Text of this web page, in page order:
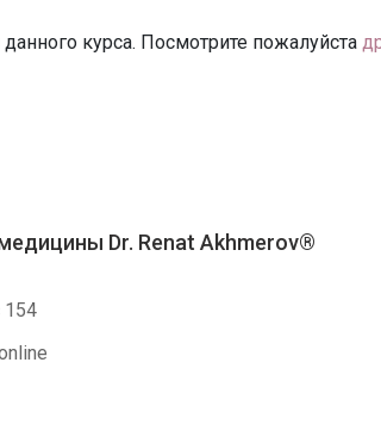
курса. Посмотрите пожалуйста
Dr. Renat Akhmerov®
154